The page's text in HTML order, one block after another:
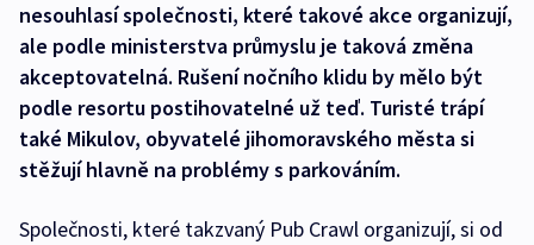
nesouhlasí společnosti, které takové akce organizují,
ale podle ministerstva průmyslu je taková změna
akceptovatelná. Rušení nočního klidu by mělo být
podle resortu postihovatelné už teď. Turisté trápí
také Mikulov, obyvatelé jihomoravského města si
stěžují hlavně na problémy s parkováním.
Společnosti, které takzvaný Pub Crawl organizují, si od